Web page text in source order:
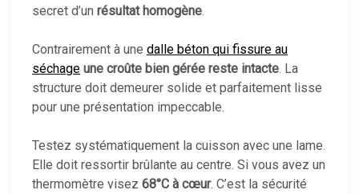
secret d’un résultat homogène.
Contrairement à une dalle béton qui fissure au
séchage une croûte bien gérée reste intacte. La
structure doit demeurer solide et parfaitement lisse
pour une présentation impeccable.
Testez systématiquement la cuisson avec une lame.
Elle doit ressortir brûlante au centre. Si vous avez un
thermomètre visez 68°C à cœur. C’est la sécurité